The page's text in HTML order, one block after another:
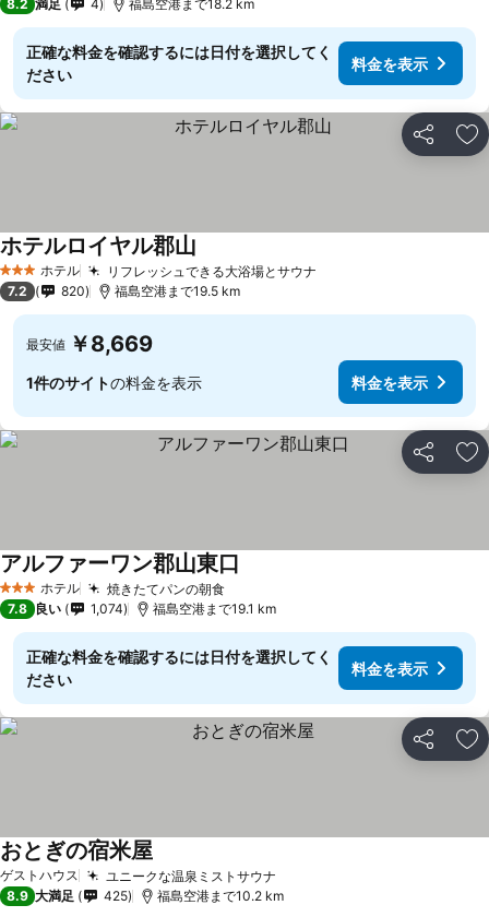
8.2 満足 4 福島空港まで18.2 km
正確な料金を確認するには日付を選択してく
ださい
料金を表示
シェア お
3 ホテルのランク
ホテル リフレッシュできる大浴場とサウナ
ホテルロイヤル郡山
7.2 820 福島空港まで19.5 km
最安値 ￥8,669
1件のサイトの料金を表示 料金を表示
シェア お
3 ホテルのランク
ホテル 焼きたてパンの朝食
アルファーワン郡山東口
7.8 良い 1,074 福島空港まで19.1 km
正確な料金を確認するには日付を選択してく
ださい
料金を表示
シェア お
ゲストハウス ユニークな温泉ミストサウナ
おとぎの宿米屋
8.9 大満足 425 福島空港まで10.2 km